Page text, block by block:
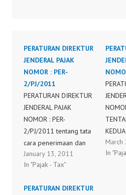
PERATURAN DIREKTUR
JENDERAL PAJAK
NOMOR : PER-
2/PJ/2011
PERATURAN DIREKTUR
JENDERAL PAJAK
NOMOR : PER-
2/PJ/2011 tentang tata
cara penerimaan dan
pengolahan surat
pemberitahuan masa
(spt masa ppn)
January 13, 2011
In "Pajak - Tax"
March
In
PERATURAN DIREKTUR